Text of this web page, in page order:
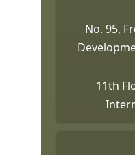
No. 95,
11th